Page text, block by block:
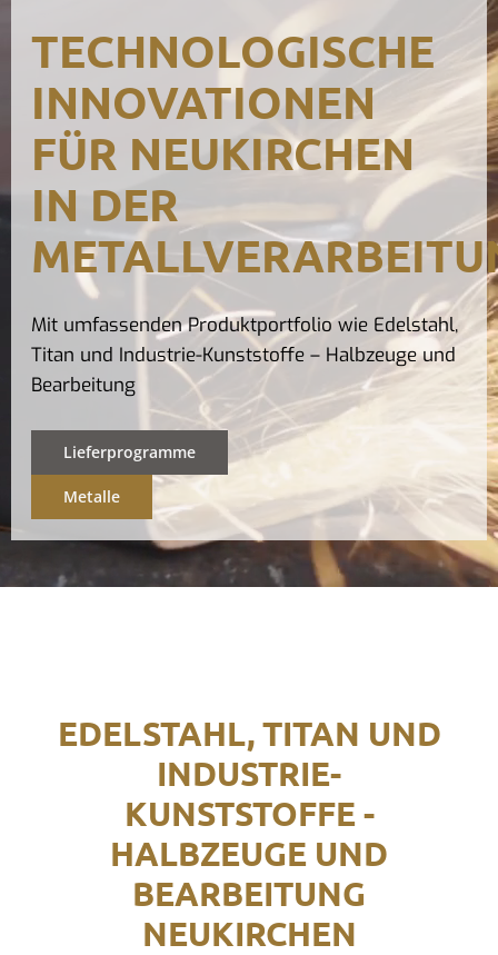
TECHNOLOGISCHE
INNOVATIONEN
FÜR NEUKIRCHEN
IN DER
Mit umfassenden Produktportfolio wie Edelstahl,
Titan und Industrie-Kunststoffe – Halbzeuge und
Bearbeitung
Lieferprogramme
Metalle
EDELSTAHL, TITAN UND
INDUSTRIE-
KUNSTSTOFFE -
HALBZEUGE UND
BEARBEITUNG
NEUKIRCHEN